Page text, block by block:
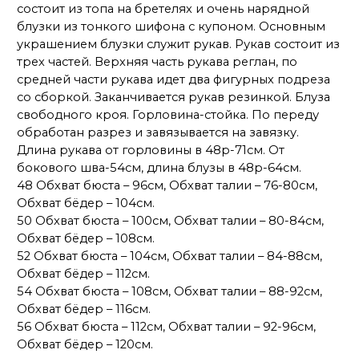
состоит из топа на бретелях и очень нарядной
блузки из тонкого шифона с купоном. Основным
украшением блузки служит рукав. Рукав состоит из
трех частей. Верхняя часть рукава реглан, по
средней части рукава идет два фигурных подреза
со сборкой. Заканчивается рукав резинкой. Блуза
свободного кроя. Горловина-стойка. По переду
обработан разрез и завязывается на завязку.
Длина рукава от горловины в 48р-71см. От
бокового шва-54см, длина блузы в 48р-64см.
48 Обхват бюста – 96см, Обхват талии – 76-80см,
Обхват бёдер – 104см.
50 Обхват бюста – 100см, Обхват талии – 80-84см,
Обхват бёдер – 108см.
52 Обхват бюста – 104см, Обхват талии – 84-88см,
Обхват бёдер – 112см.
54 Обхват бюста – 108см, Обхват талии – 88-92см,
Обхват бёдер – 116см.
56 Обхват бюста – 112см, Обхват талии – 92-96см,
Обхват бёдер – 120см.